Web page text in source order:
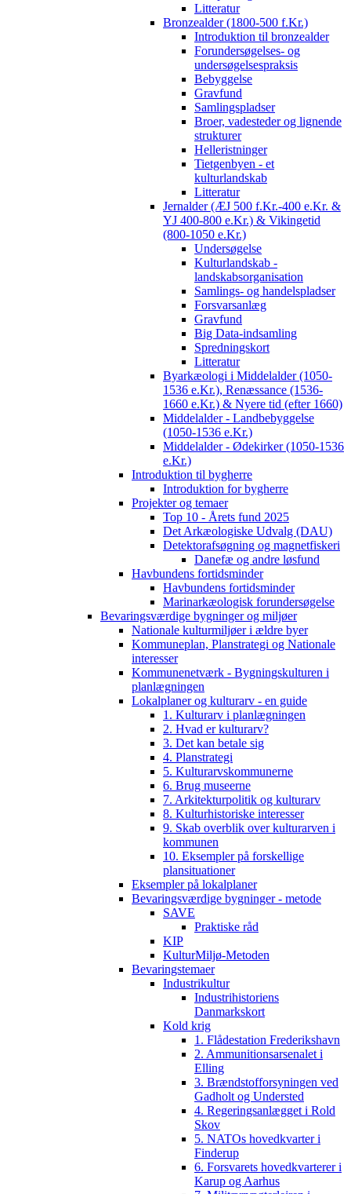
Litteratur
Bronzealder (1800-500 f.Kr.)
Introduktion til bronzealder
Forundersøgelses- og
undersøgelsespraksis
Bebyggelse
Gravfund
Samlingspladser
Broer, vadesteder og lignende
strukturer
Helleristninger
Tietgenbyen - et
kulturlandskab
Litteratur
Jernalder (ÆJ 500 f.Kr.-400 e.Kr. &
YJ 400-800 e.Kr.) & Vikingetid
(800-1050 e.Kr.)
Undersøgelse
Kulturlandskab -
landskabsorganisation
Samlings- og handelspladser
Forsvarsanlæg
Gravfund
Big Data-indsamling
Spredningskort
Litteratur
Byarkæologi i Middelalder (1050-
1536 e.Kr.), Renæssance (1536-
1660 e.Kr.) & Nyere tid (efter 1660)
Middelalder - Landbebyggelse
(1050-1536 e.Kr.)
Middelalder - Ødekirker (1050-1536
e.Kr.)
Introduktion til bygherre
Introduktion for bygherre
Projekter og temaer
Top 10 - Årets fund 2025
Det Arkæologiske Udvalg (DAU)
Detektorafsøgning og magnetfiskeri
Danefæ og andre løsfund
Havbundens fortidsminder
Havbundens fortidsminder
Marinarkæologisk forundersøgelse
Bevaringsværdige bygninger og miljøer
Nationale kulturmiljøer i ældre byer
Kommuneplan, Planstrategi og Nationale
interesser
Kommunenetværk - Bygningskulturen i
planlægningen
Lokalplaner og kulturarv - en guide
1. Kulturarv i planlægningen
2. Hvad er kulturarv?
3. Det kan betale sig
4. Planstrategi
5. Kulturarvskommunerne
6. Brug museerne
7. Arkitekturpolitik og kulturarv
8. Kulturhistoriske interesser
9. Skab overblik over kulturarven i
kommunen
10. Eksempler på forskellige
plansituationer
Eksempler på lokalplaner
Bevaringsværdige bygninger - metode
SAVE
Praktiske råd
KIP
KulturMiljø-Metoden
Bevaringstemaer
Industrikultur
Industrihistoriens
Danmarkskort
Kold krig
1. Flådestation Frederikshavn
2. Ammunitionsarsenalet i
Elling
3. Brændstofforsyningen ved
Gadholt og Understed
4. Regeringsanlægget i Rold
Skov
5. NATOs hovedkvarter i
Finderup
6. Forsvarets hovedkvarterer i
Karup og Aarhus